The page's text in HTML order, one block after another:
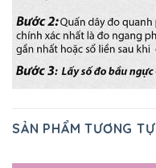
SẢN PHẨM TƯƠNG TỰ